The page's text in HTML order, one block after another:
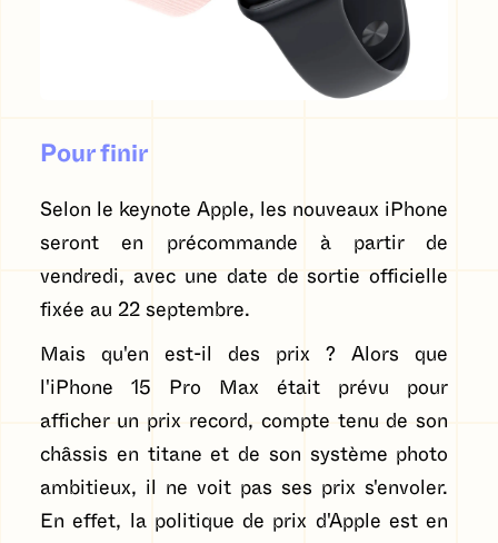
Pour finir
Selon le keynote Apple, les nouveaux iPhone
seront en précommande à partir de
vendredi, avec une date de sortie officielle
fixée au 22 septembre.
Mais qu'en est-il des prix ? Alors que
l'iPhone 15 Pro Max était prévu pour
afficher un prix record, compte tenu de son
châssis en titane et de son système photo
ambitieux, il ne voit pas ses prix s'envoler.
En effet, la politique de prix d'Apple est en